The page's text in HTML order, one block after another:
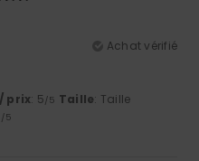
Achat vérifié
prix: 5/5 Taille: Taille
/5